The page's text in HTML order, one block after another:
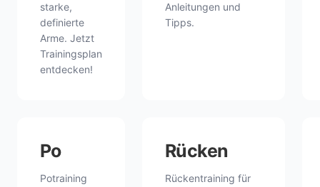
starke,
definierte
Arme. Jetzt
Trainingsplan
entdecken!
Anleitungen und
Tipps.
Po
Potraining
Rücken
Rückentraining für